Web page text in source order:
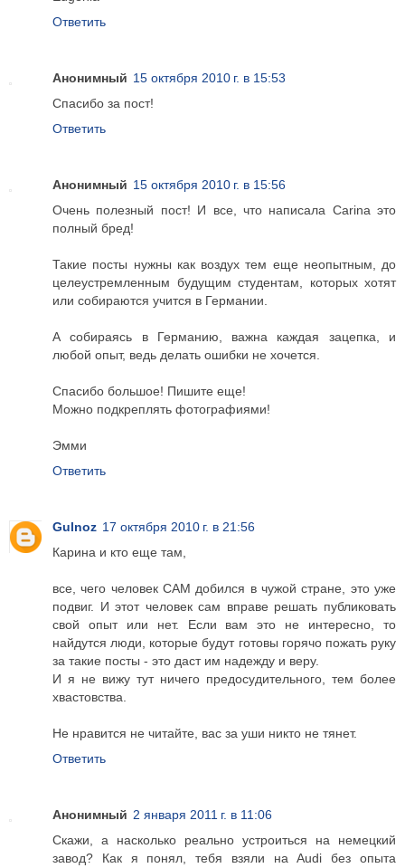
Ответить
Анонимный 15 октября 2010 г. в 15:53
Спасибо за пост!
Ответить
Анонимный 15 октября 2010 г. в 15:56
Очень полезный пост! И все, что написала Carina это
полный бред!
Такие посты нужны как воздух тем еще неопытным, до
целеустремленным будущим студентам, которых хотят
или собираются учится в Германии.
А собираясь в Германию, важна каждая зацепка, и
любой опыт, ведь делать ошибки не хочется.
Спасибо большое! Пишите еще!
Можно подкреплять фотографиями!
Эмми
Ответить
Gulnoz 17 октября 2010 г. в 21:56
Карина и кто еще там,
все, чего человек САМ добился в чужой стране, это уже
подвиг. И этот человек сам вправе решать публиковать
свой опыт или нет. Если вам это не интересно, то
найдутся люди, которые будут готовы горячо пожать руку
за такие посты - это даст им надежду и веру.
И я не вижу тут ничего предосудительного, тем более
хвастовства.
Не нравится не читайте, вас за уши никто не тянет.
Ответить
Анонимный 2 января 2011 г. в 11:06
Скажи, а насколько реально устроиться на немецкий
завод? Как я понял, тебя взяли на Audi без опыта